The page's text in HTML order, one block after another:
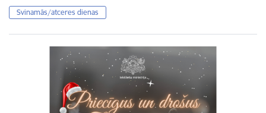
Svinamās/atceres dienas